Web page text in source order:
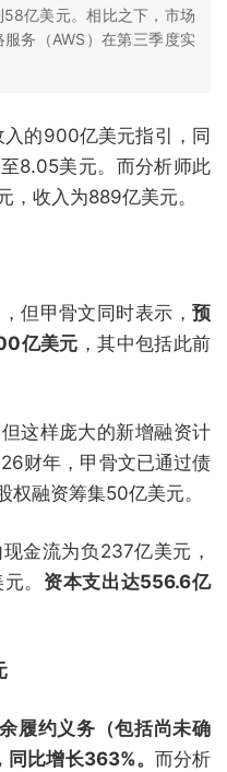
亿美元。相比之下，市场
务（AWS）在第三季度实
的900亿美元指引，同
8.05美元。而分析师此
，收入为889亿美元。
但甲骨文同时表示， 预
亿美元 ，其中包括此前
这样庞大的新增融资计
财年，甲骨文已通过债
融资筹集50亿美元。
金流为负237亿美元，
。 资本支出达556.6亿
履约义务（包括尚未确
比增长363%。 而分析